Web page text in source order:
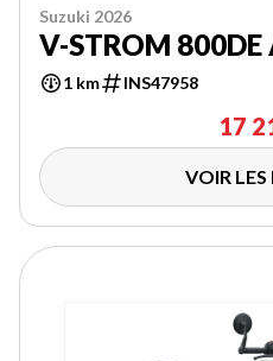
Suzuki 2026
V-STROM 800DE
1 km INS47958
17
VOIR LES